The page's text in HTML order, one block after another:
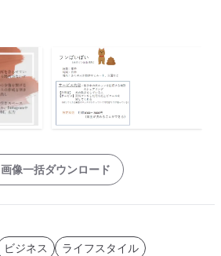
画像一括ダウンロード
ビジネス ライフスタイル